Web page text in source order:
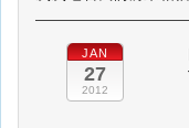
JAN
27
2012